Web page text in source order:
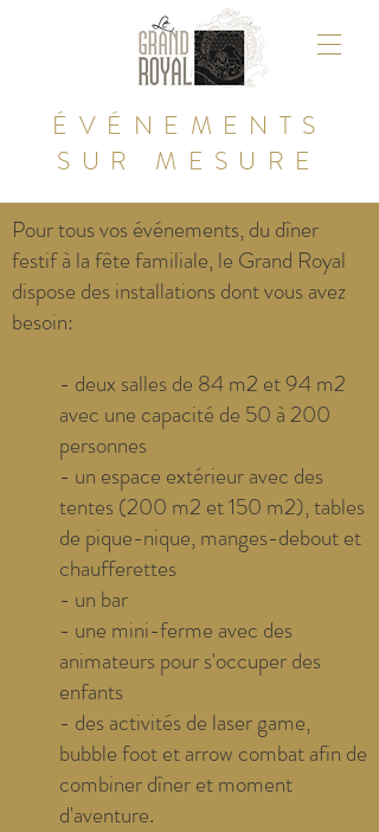
ÉVÉNEMENTS
SUR MESURE
Pour tous vos événements, du dîner
festif à la fête familiale, le Grand Royal
dispose des installations dont vous avez
besoin:
- deux salles de 84 m2 et 94 m2
avec une capacité de 50 à 200
personnes
- un espace extérieur avec des
tentes (200 m2 et 150 m2), tables
de pique-nique, manges-debout et
chaufferettes
- un bar
- une mini-ferme avec des
animateurs pour s'occuper des
enfants
- des activités de laser game,
bubble foot et arrow combat afin de
combiner dîner et moment
d'aventure.